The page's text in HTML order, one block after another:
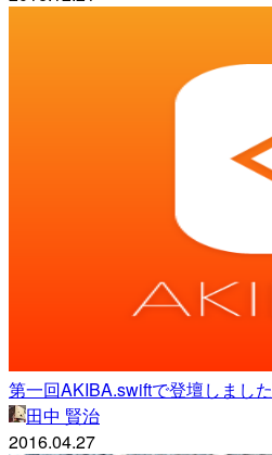
第一回AKIBA.swiftで登壇しました
田中 賢治
2016.04.27